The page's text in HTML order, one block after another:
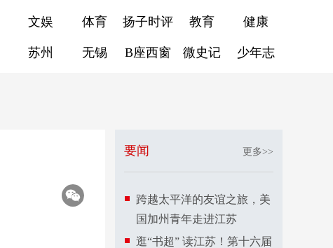
文娱 体育 扬子时评 教育 健康
苏州 无锡 B座西窗 微史记 少年志
要闻 更多>>
跨越太平洋的友谊之旅，美
国加州青年走进江苏
逛“书超”​ 读江苏！第十六届